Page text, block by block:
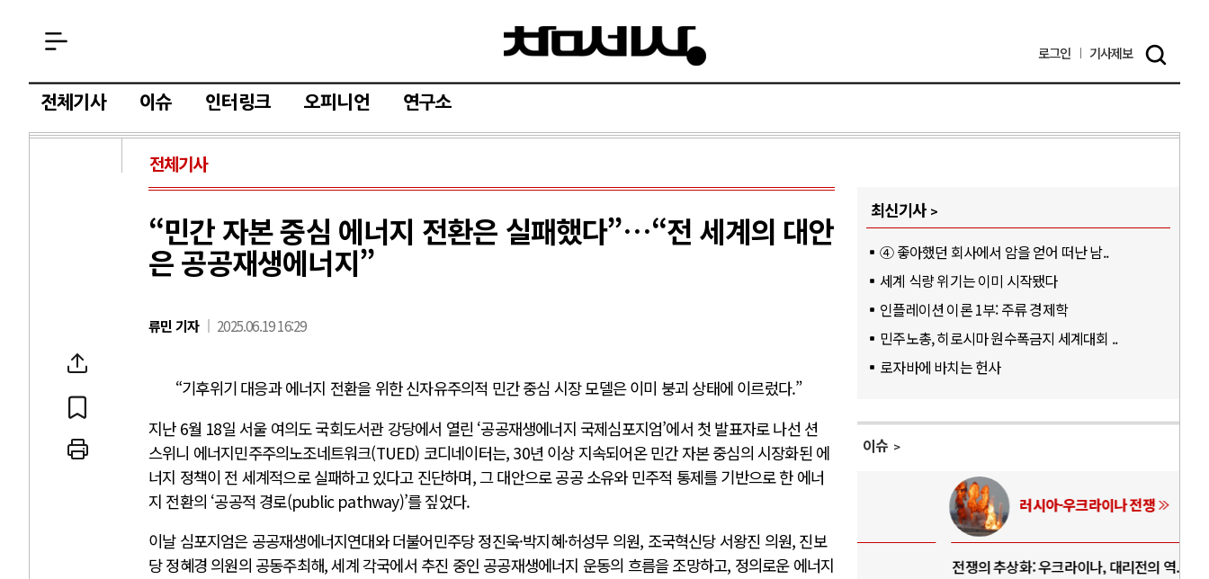
로그인 기사제보
전체기사 이슈 인터링크 오피니언 연구소
전체기사
“민간 자본 중심 에너지 전환은 실패했다”…“전 세계의 대안
은 공공재생에너지”
류민 기자 2025.06.19 16:29
“기후위기 대응과 에너지 전환을 위한 신자유주의적 민간 중심 시장 모델은 이미 붕괴 상태에 이르렀다.”
지난 6월 18일 서울 여의도 국회도서관 강당에서 열린 ‘공공재생에너지 국제심포지엄’에서 첫 발표자로 나선 션
스위니 에너지민주주의노조네트워크(TUED) 코디네이터는, 30년 이상 지속되어온 민간 자본 중심의 시장화된 에
너지 정책이 전 세계적으로 실패하고 있다고 진단하며, 그 대안으로 공공 소유와 민주적 통제를 기반으로 한 에너
지 전환의 ‘공공적 경로(public pathway)’를 짚었다.
이날 심포지엄은 공공재생에너지연대와 더불어민주당 정진욱·박지혜·허성무 의원, 조국혁신당 서왕진 의원, 진보
당 정혜경 의원의 공동주최해, 세계 각국에서 추진 중인 공공재생에너지 운동의 흐름을 조망하고, 정의로운 에너지
최신기사
④ 좋아했던 회사에서 암을 얻어 떠난 남..
세계 식량 위기는 이미 시작됐다
인플레이션 이론 1부: 주류 경제학
민주노총, 히로시마 원수폭금지 세계대회 ..
로자바에 바치는 헌사
이슈
중국 AI, 저가 공세로 글로벌 토큰 시..
러시아-우크라이나 전쟁
전쟁의 추상화: 우크라이나, 대리전의 역..